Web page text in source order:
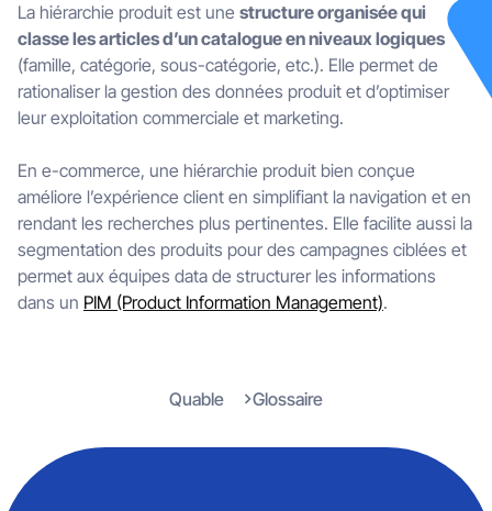
La hiérarchie produit est une structure organisée qui
classe les articles d’un catalogue en niveaux logiques
(famille, catégorie, sous-catégorie, etc.). Elle permet de
rationaliser la gestion des données produit et d’optimiser
leur exploitation commerciale et marketing.
En e-commerce, une hiérarchie produit bien conçue
améliore l’expérience client en simplifiant la navigation et en
rendant les recherches plus pertinentes. Elle facilite aussi la
segmentation des produits pour des campagnes ciblées et
permet aux équipes data de structurer les informations
dans un PIM (Product Information Management).
Quable Glossaire